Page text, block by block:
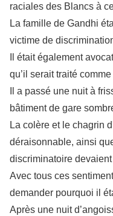
raciales des Blancs à
La famille de Gandhi
victime de
Il était également
qu’il serait traité comme
Il a passé une nuit à
bâtiment de gare
La colère et le chagrin
déraisonnable, ainsi
discriminatoire devaient
Avec tous ces
demander pourquoi il
Après une nuit